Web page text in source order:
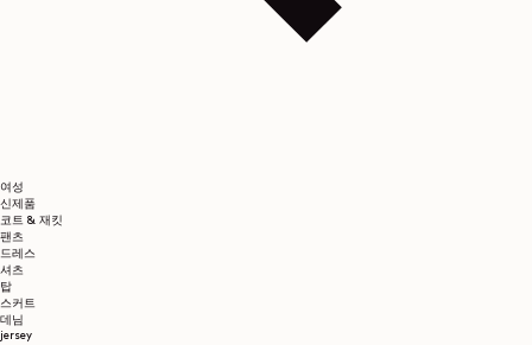
여성
신제품
코트 & 재킷
팬츠
드레스
셔츠
탑
스커트
데님
jersey